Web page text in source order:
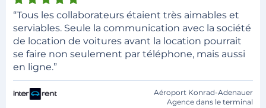
“Tous les collaborateurs étaient très aimables et
serviables. Seule la communication avec la société
de location de voitures avant la location pourrait
se faire non seulement par téléphone, mais aussi
en ligne.”
Aéroport Konrad-Adenauer
Agence dans le terminal